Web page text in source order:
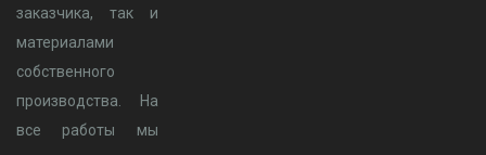
заказчика, так и
материалами
собственного
производства. На
все работы мы